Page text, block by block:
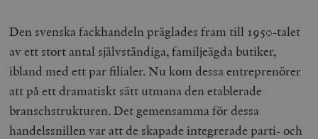
Den svenska fackhandeln präglades fram till 1950-talet
av ett stort antal självständiga, familjeägda butiker,
ibland med ett par filialer. Nu kom dessa entreprenörer
att på ett dramatiskt sätt utmana den etablerade
branschstrukturen. Det gemensamma för dessa
handelssnillen var att de skapade integrerade parti- och